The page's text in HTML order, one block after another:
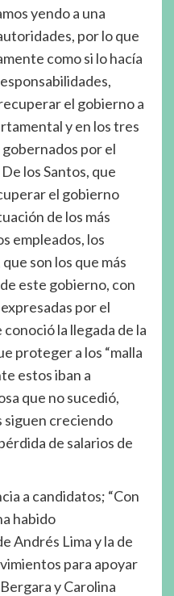
yendo a una
por lo que
como si lo hacía
el gobierno a
y en los tres
por el
los Santos, que
el gobierno
de los más
empleados, los
son los que más
este gobierno, con
por el
la llegada de la
proteger a los “malla
estos iban a
que no sucedió,
siguen creciendo
de salarios de
a candidatos; “Con
habido
Andrés Lima y la de
para apoyar
y Carolina